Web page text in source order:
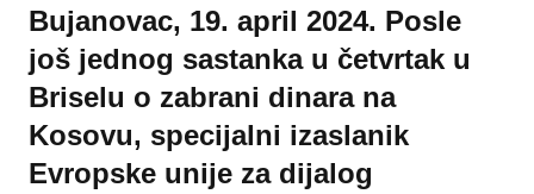
Bujanovac, 19. april 2024. Posle
još jednog sastanka u četvrtak u
Briselu o zabrani dinara na
Kosovu, specijalni izaslanik
Evropske unije za dijalog